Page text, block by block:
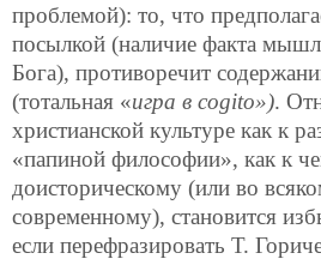
проблемой): то, что
посылкой (наличие факта
Бога), противоречит
(тотальная «игра в cogito»).
христианской культуре как к
«папиной философии», как к
доисторическому (или во
современному), становится
если перефразировать Т.